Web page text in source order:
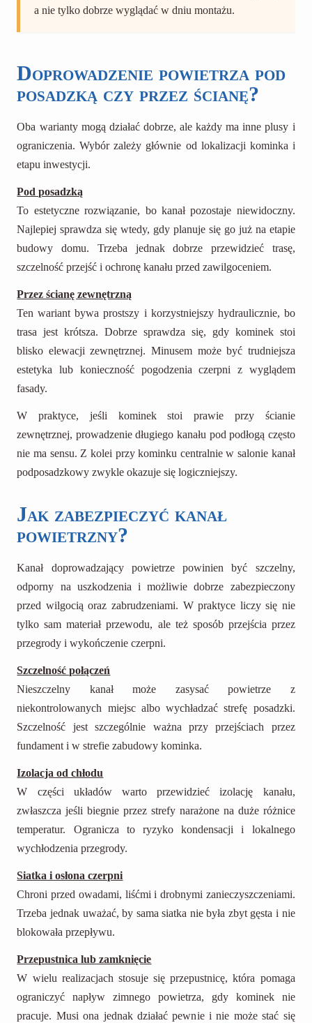
a nie tylko dobrze wyglądać w dniu montażu.
Doprowadzenie powietrza pod
posadzką czy przez ścianę?
Oba warianty mogą działać dobrze, ale każdy ma inne plusy i
ograniczenia. Wybór zależy głównie od lokalizacji kominka i
etapu inwestycji.
Pod posadzką
To estetyczne rozwiązanie, bo kanał pozostaje niewidoczny.
Najlepiej sprawdza się wtedy, gdy planuje się go już na etapie
budowy domu. Trzeba jednak dobrze przewidzieć trasę,
szczelność przejść i ochronę kanału przed zawilgoceniem.
Przez ścianę zewnętrzną
Ten wariant bywa prostszy i korzystniejszy hydraulicznie, bo
trasa jest krótsza. Dobrze sprawdza się, gdy kominek stoi
blisko elewacji zewnętrznej. Minusem może być trudniejsza
estetyka lub konieczność pogodzenia czerpni z wyglądem
fasady.
W praktyce, jeśli kominek stoi prawie przy ścianie
zewnętrznej, prowadzenie długiego kanału pod podłogą często
nie ma sensu. Z kolei przy kominku centralnie w salonie kanał
podposadzkowy zwykle okazuje się logiczniejszy.
Jak zabezpieczyć kanał
powietrzny?
Kanał doprowadzający powietrze powinien być szczelny,
odporny na uszkodzenia i możliwie dobrze zabezpieczony
przed wilgocią oraz zabrudzeniami. W praktyce liczy się nie
tylko sam materiał przewodu, ale też sposób przejścia przez
przegrody i wykończenie czerpni.
Szczelność połączeń
Nieszczelny kanał może zasysać powietrze z
niekontrolowanych miejsc albo wychładzać strefę posadzki.
Szczelność jest szczególnie ważna przy przejściach przez
fundament i w strefie zabudowy kominka.
Izolacja od chłodu
W części układów warto przewidzieć izolację kanału,
zwłaszcza jeśli biegnie przez strefy narażone na duże różnice
temperatur. Ogranicza to ryzyko kondensacji i lokalnego
wychłodzenia przegrody.
Siatka i osłona czerpni
Chroni przed owadami, liśćmi i drobnymi zanieczyszczeniami.
Trzeba jednak uważać, by sama siatka nie była zbyt gęsta i nie
blokowała przepływu.
Przepustnica lub zamknięcie
W wielu realizacjach stosuje się przepustnicę, która pomaga
ograniczyć napływ zimnego powietrza, gdy kominek nie
pracuje. Musi ona jednak działać pewnie i nie może stać się